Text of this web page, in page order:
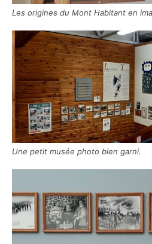
Les origines du Mont Habitant en
Une petit musée photo bien garni.